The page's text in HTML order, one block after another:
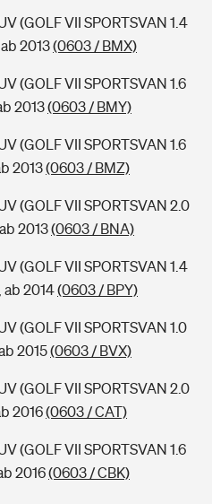
(GOLF VII SPORTSVAN 1.4
2013(0603 / BMX)
(GOLF VII SPORTSVAN 1.6
2013(0603 / BMY)
(GOLF VII SPORTSVAN 1.6
2013(0603 / BMZ)
(GOLF VII SPORTSVAN 2.0
2013(0603 / BNA)
(GOLF VII SPORTSVAN 1.4
ab 2014(0603 / BPY)
(GOLF VII SPORTSVAN 1.0
2015(0603 / BVX)
(GOLF VII SPORTSVAN 2.0
2016(0603 / CAT)
(GOLF VII SPORTSVAN 1.6
2016(0603 / CBK)